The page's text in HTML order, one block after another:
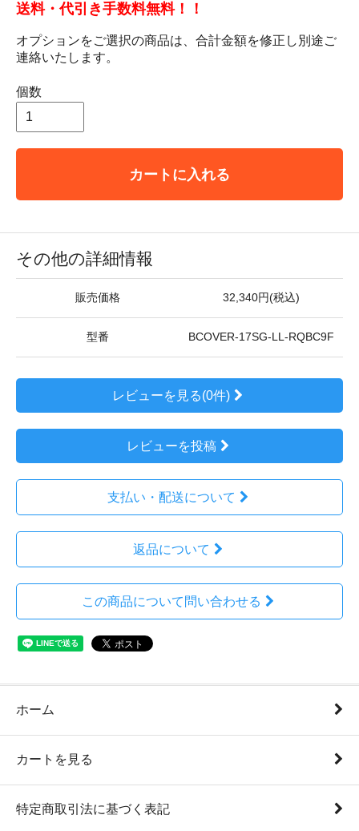
送料・代引き手数料無料！！
オプションをご選択の商品は、合計金額を修正し別途ご
連絡いたします。
個数
カートに入れる
その他の詳細情報
販売価格 32,340円(税込)
型番 BCOVER-17SG-LL-RQBC9F
レビューを見る(0件)
レビューを投稿
支払い・配送について
返品について
この商品について問い合わせる
ホーム
カートを見る
特定商取引法に基づく表記